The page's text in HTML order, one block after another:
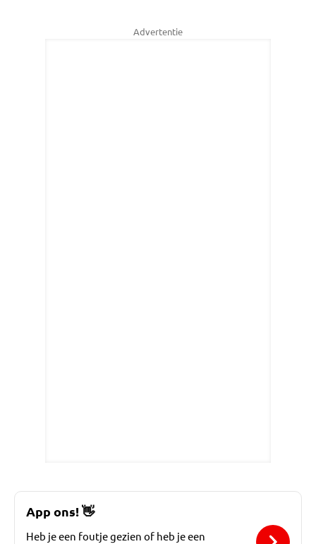
Advertentie
App ons!👋
Heb je een foutje gezien of heb je een